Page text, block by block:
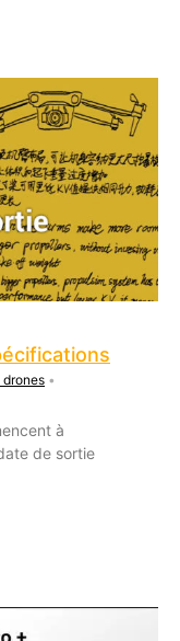
•
à
de sortie